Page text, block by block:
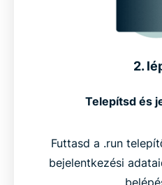
2.
Telepítsd és
Futtasd a .run
bejelentkezési